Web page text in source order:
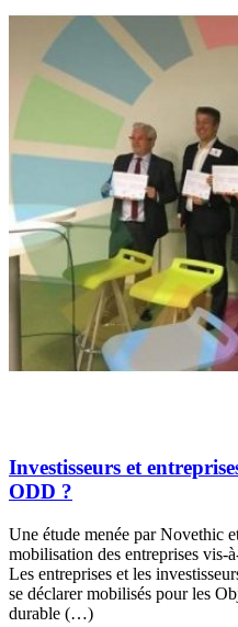
Investisseurs et
ODD ?
Une étude menée par Novethic
mobilisation des entreprises vis-
Les entreprises et les
se déclarer mobilisés pour les
durable (…)